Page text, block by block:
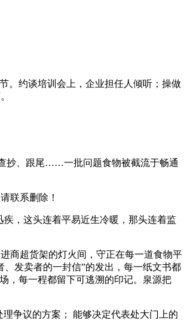
。约谈培训会上，企业担任人倾听；操做
抄、跟尾……一批问题食物被截流于畅通
联系删除！
，这头连着平易近生冷暖，那头连着监
商超货架的灯火间，守正在每一道食物平
发卖者的一封信”的发出，每一纸文书都
，每一程都留下可逃溯的印记。泉源把
争议的方案； 能够决定代表处大门上的